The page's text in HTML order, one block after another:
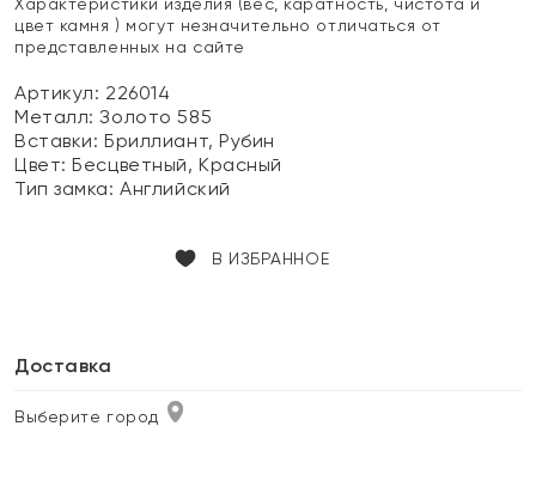
цвет камня ) могут незначительно отличаться от
представленных на сайте
Артикул: 226014
Металл:Золото 585
Вставки:Бриллиант, Рубин
Цвет:Бесцветный, Красный
Тип замка:Английский
В ИЗБРАННОЕ
Доставка
Выберите город